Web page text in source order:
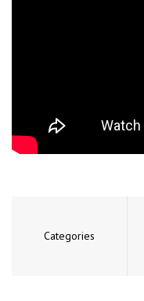
Categories